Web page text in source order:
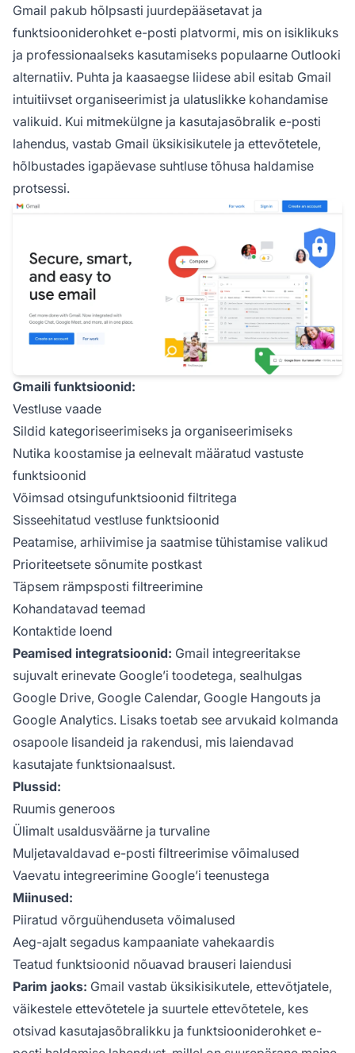
Gmail pakub hõlpsasti juurdepääsetavat ja
funktsiooniderohket e-posti platvormi, mis on isiklikuks
ja professionaalseks kasutamiseks populaarne Outlooki
alternatiiv. Puhta ja kaasaegse liidese abil esitab Gmail
intuitiivset organiseerimist ja ulatuslikke kohandamise
valikuid. Kui mitmekülgne ja kasutajasõbralik e-posti
lahendus, vastab Gmail üksikisikutele ja ettevõtetele,
hõlbustades igapäevase suhtluse tõhusa haldamise
protsessi.
Gmaili funktsioonid:
Vestluse vaade
Sildid kategoriseerimiseks ja organiseerimiseks
Nutika koostamise ja eelnevalt määratud vastuste
funktsioonid
Võimsad otsingufunktsioonid filtritega
Sisseehitatud vestluse funktsioonid
Peatamise, arhiivimise ja saatmise tühistamise valikud
Prioriteetsete sõnumite postkast
Täpsem rämpsposti filtreerimine
Kohandatavad teemad
Kontaktide loend
Peamised integratsioonid: Gmail integreeritakse
sujuvalt erinevate Google’i toodetega, sealhulgas
Google Drive, Google Calendar, Google Hangouts ja
Google Analytics. Lisaks toetab see arvukaid kolmanda
osapoole lisandeid ja rakendusi, mis laiendavad
kasutajate funktsionaalsust.
Plussid:
Ruumis generoos
Ülimalt usaldusväärne ja turvaline
Muljetavaldavad e-posti filtreerimise võimalused
Vaevatu integreerimine Google’i teenustega
Miinused:
Piiratud võrguühenduseta võimalused
Aeg-ajalt segadus kampaaniate vahekaardis
Teatud funktsioonid nõuavad brauseri laiendusi
Parim jaoks: Gmail vastab üksikisikutele, ettevõtjatele,
väikestele ettevõtetele ja suurtele ettevõtetele, kes
otsivad kasutajasõbralikku ja funktsiooniderohket e-